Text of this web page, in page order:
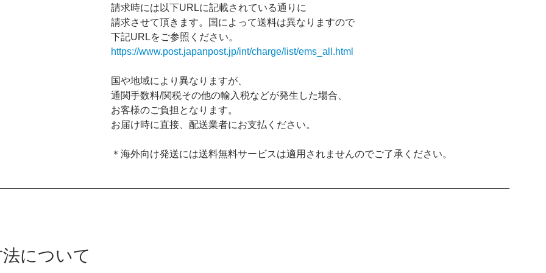
請求時には以下URLに記載されている通りに
請求させて頂きます。国によって送料は異なりますので
下記URLをご参照ください。
https://www.post.japanpost.jp/int/charge/list/ems_all.html
国や地域により異なりますが、
通関手数料/関税その他の輸入税などが発生した場合、
お客様のご負担となります。
お届け時に直接、配送業者にお支払ください。
＊海外向け発送には送料無料サービスは適用されませんのでご了承ください。
について